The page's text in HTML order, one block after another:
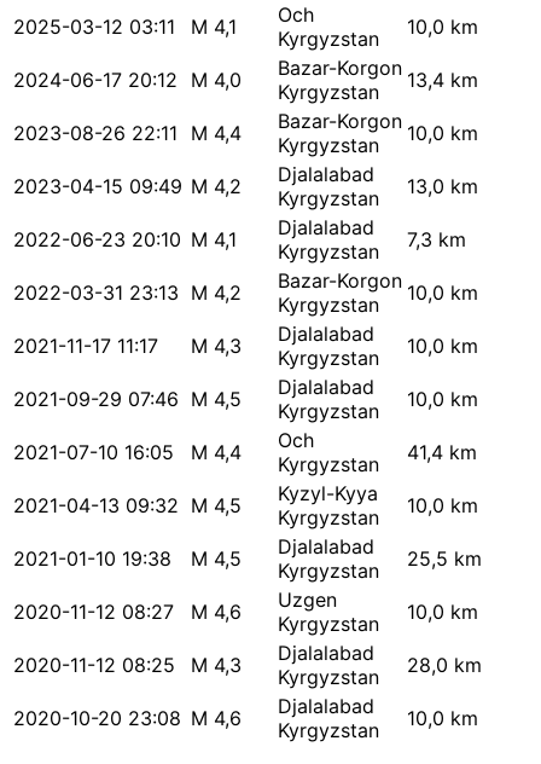
2025-03-12 03:11 M 4,1
Och
Kyrgyzstan
10,0 km
2024-06-17 20:12 M 4,0
Bazar-Korgon
Kyrgyzstan
13,4 km
2023-08-26 22:11 M 4,4
Bazar-Korgon
Kyrgyzstan
10,0 km
2023-04-15 09:49 M 4,2
Djalalabad
Kyrgyzstan
13,0 km
2022-06-23 20:10 M 4,1
Djalalabad
Kyrgyzstan
7,3 km
2022-03-31 23:13 M 4,2
Bazar-Korgon
Kyrgyzstan
10,0 km
2021-11-17 11:17 M 4,3
Djalalabad
Kyrgyzstan
10,0 km
2021-09-29 07:46 M 4,5
Djalalabad
Kyrgyzstan
10,0 km
2021-07-10 16:05 M 4,4
Och
Kyrgyzstan
41,4 km
2021-04-13 09:32 M 4,5
Kyzyl-Kyya
Kyrgyzstan
10,0 km
2021-01-10 19:38 M 4,5
Djalalabad
Kyrgyzstan
25,5 km
2020-11-12 08:27 M 4,6
Uzgen
Kyrgyzstan
10,0 km
2020-11-12 08:25 M 4,3
Djalalabad
Kyrgyzstan
28,0 km
2020-10-20 23:08 M 4,6
Djalalabad
Kyrgyzstan
10,0 km